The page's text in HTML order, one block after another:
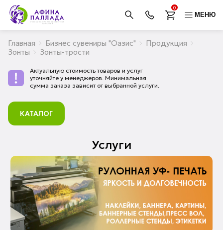
0
МЕНЮ
Главная Бизнес сувениры "Оазис"
Продукция
Зонты
Зонты-трости
Актуальную стоимость товаров и услуг
уточняйте у менеджеров. Минимальная
сумма заказа зависит от выбранной услуги.
КАТАЛОГ
Услуги